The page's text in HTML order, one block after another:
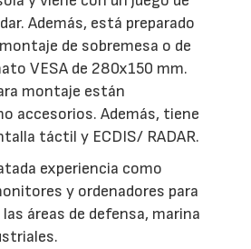
Además, está preparado
de sobremesa o de
VESA de 280x150 mm.
montaje están
accesorios. Además, tiene
táctil y ECDIS/ RADAR.
experiencia como
y ordenadores para
áreas de defensa, marina